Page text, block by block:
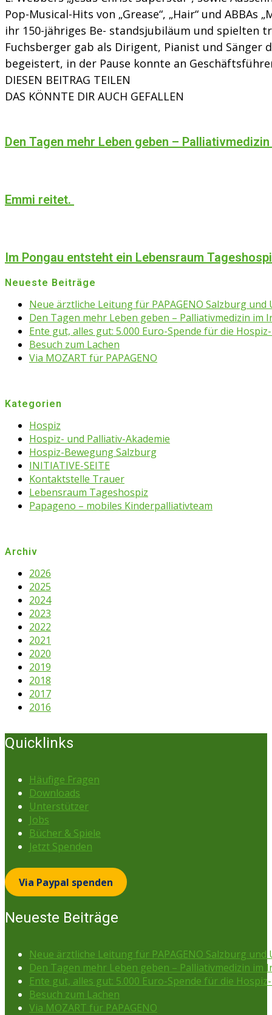
Pop-Musical-Hits von „Grease“, „Hair“ und
ihr 150-jähriges Be- standsjubiläum und spielten
Fuchsberger gab als Dirigent, Pianist und Sänger
begeistert, in der Pause konnte an
DIESEN BEITRAG TEILEN
DAS KÖNNTE DIR AUCH GEFALLEN
Den Tagen mehr Leben geben –
Emmi reitet.
Im Pongau entsteht ein Lebensraum
Neueste Beiträge
Neue ärztliche Leitung für PAPAGENO Salzburg und
Den Tagen mehr Leben geben – Palliativmedizin im
Ente gut, alles gut: 5.000 Euro-Spende für die
Besuch zum Lachen
Via MOZART für PAPAGENO
Kategorien
Hospiz
Hospiz- und Palliativ-Akademie
Hospiz-Bewegung Salzburg
INITIATIVE-SEITE
Kontaktstelle Trauer
Lebensraum Tageshospiz
Papageno – mobiles Kinderpalliativteam
Archiv
2026
2025
2024
2023
2022
2021
2020
2019
2018
2017
2016
Quicklinks
Häufige Fragen
Downloads
Unterstützer
Jobs
Bücher & Spiele
Jetzt Spenden
Via Paypal spenden
Neueste Beiträge
Neue ärztliche Leitung für PAPAGENO Salzburg und
Den Tagen mehr Leben geben – Palliativmedizin im
Ente gut, alles gut: 5.000 Euro-Spende für die
Besuch zum Lachen
Via MOZART für PAPAGENO